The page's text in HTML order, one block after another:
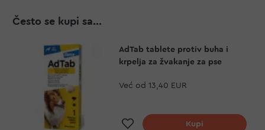
Često se kupi sa...
AdTab tablete protiv buha i
krpelja za žvakanje za pse
Već od 13,40 EUR
Dodaj na listu želja
Kupi